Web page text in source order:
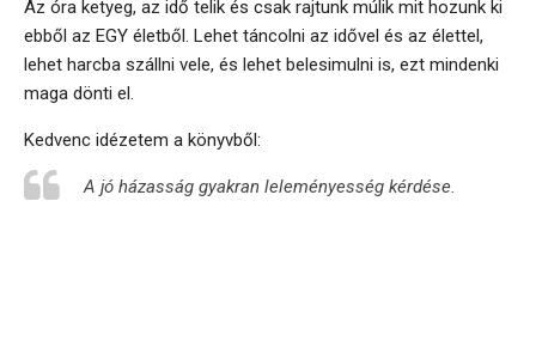
Az óra ketyeg, az idő telik és csak rajtunk múlik mit hozunk ki
ebből az EGY életből. Lehet táncolni az idővel és az élettel,
lehet harcba szállni vele, és lehet belesimulni is, ezt mindenki
maga dönti el.
Kedvenc idézetem a könyvből:
A jó házasság gyakran leleményesség kérdése.